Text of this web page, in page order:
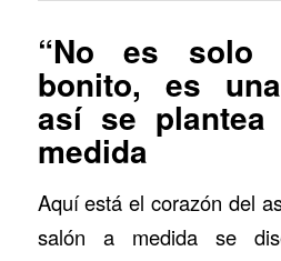
“No es solo
bonito, es
así se
medida
Aquí está el corazón del
salón a medida se